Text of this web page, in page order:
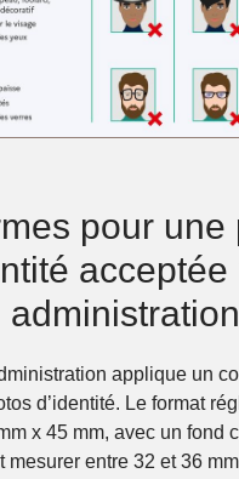
pour une
acceptée
applique un
d’identité. Le format
x 45 mm, avec un fond
mesurer entre 32 et 36